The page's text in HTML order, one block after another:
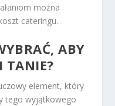
można
cateringu.
ABY
TANIE?
element, który
tego wyjątkowego